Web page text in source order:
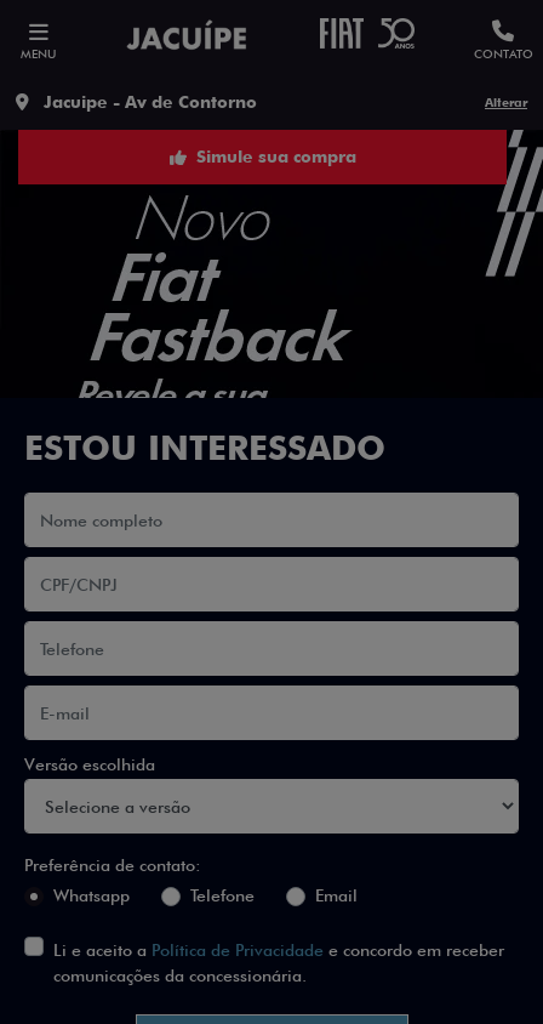
MENU CONTATO
Jacuipe - Av de Contorno Alterar
ESTOU INTERESSADO
Versão escolhida
Preferência de contato:
Whatsapp
Telefone Email
Li e aceito a Política de Privacidade e concordo em receber
comunicações da concessionária.
Simule sua compra